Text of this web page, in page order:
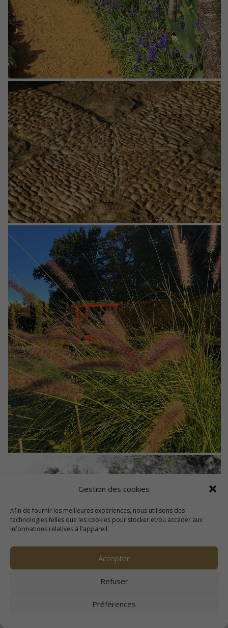
Gestion des cookies
Afin de fournir les meilleures expériences, nous utilisons des
technologies telles que les cookies pour stocker et/ou accéder aux
informations relatives à l'appareil.
Accepter
Refuser
Préférences